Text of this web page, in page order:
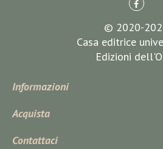
© 2020-
Casa editrice
Edizioni
Informazioni
Acquista
Contattaci